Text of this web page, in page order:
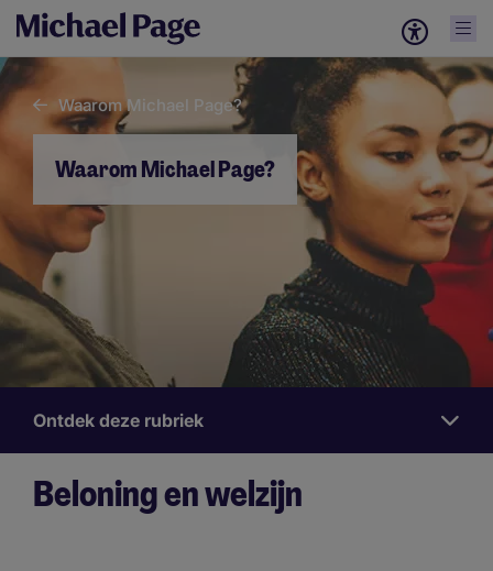
Waarom Michael Page?
Waarom Michael Page?
WorkOntdek deze rubriek
Beloning en welzijn